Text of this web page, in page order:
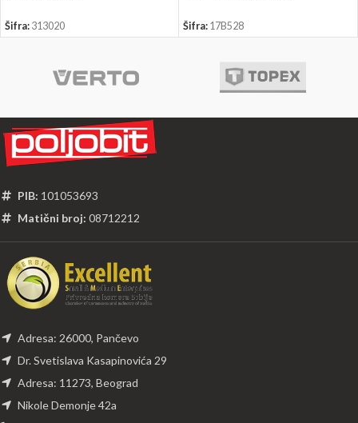
Šifra: 313020 Šifra: 17B528
PIB: 101053693
Matični broj: 08712212
Adresa: 26000, Pančevo
Dr. Svetislava Kasapinovića 29
Adresa: 11273, Beograd
Nikole Demonje 42a